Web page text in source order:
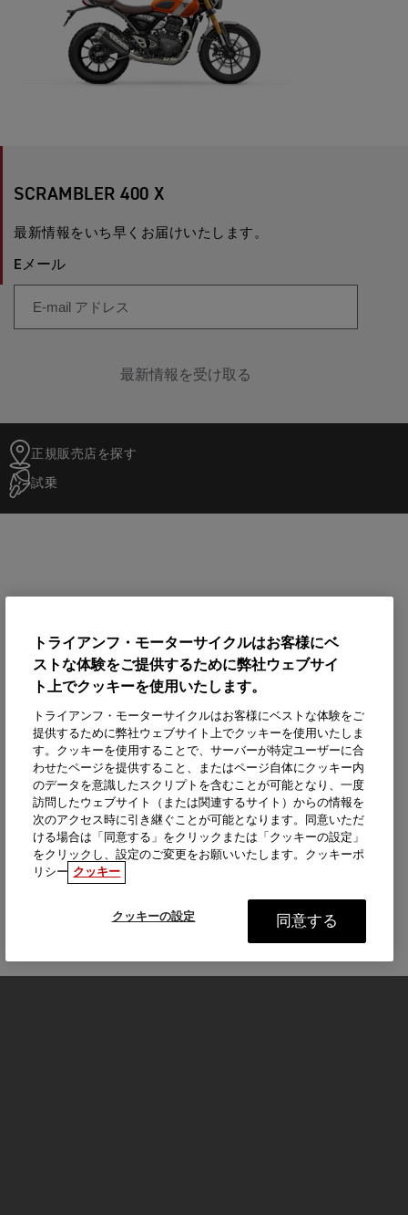
SCRAMBLER 400 X
最新情報をいち早くお届けいたします。
Eメール
最新情報を受け取る
正規販売店を探す
試乗
トライアンフ・モーターサイクルはお客様にベ
ストな体験をご提供するために弊社ウェブサイ
ト上でクッキーを使用いたします。
トライアンフ・モーターサイクルはお客様にベストな体験をご
提供するために弊社ウェブサイト上でクッキーを使用いたしま
す。クッキーを使用することで、サーバーが特定ユーザーに合
わせたページを提供すること、またはページ自体にクッキー内
のデータを意識したスクリプトを含むことが可能となり、一度
訪問したウェブサイト（または関連するサイト）からの情報を
次のアクセス時に引き継ぐことが可能となります。同意いただ
ける場合は「同意する」をクリックまたは「クッキーの設定」
をクリックし、設定のご変更をお願いいたします。クッキーポ
リシー クッキー
クッキーの設定 同意する